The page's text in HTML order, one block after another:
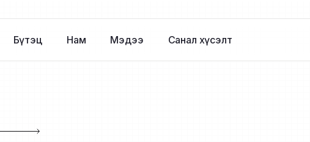
Бүтэц Нам Мэдээ Санал хүсэлт